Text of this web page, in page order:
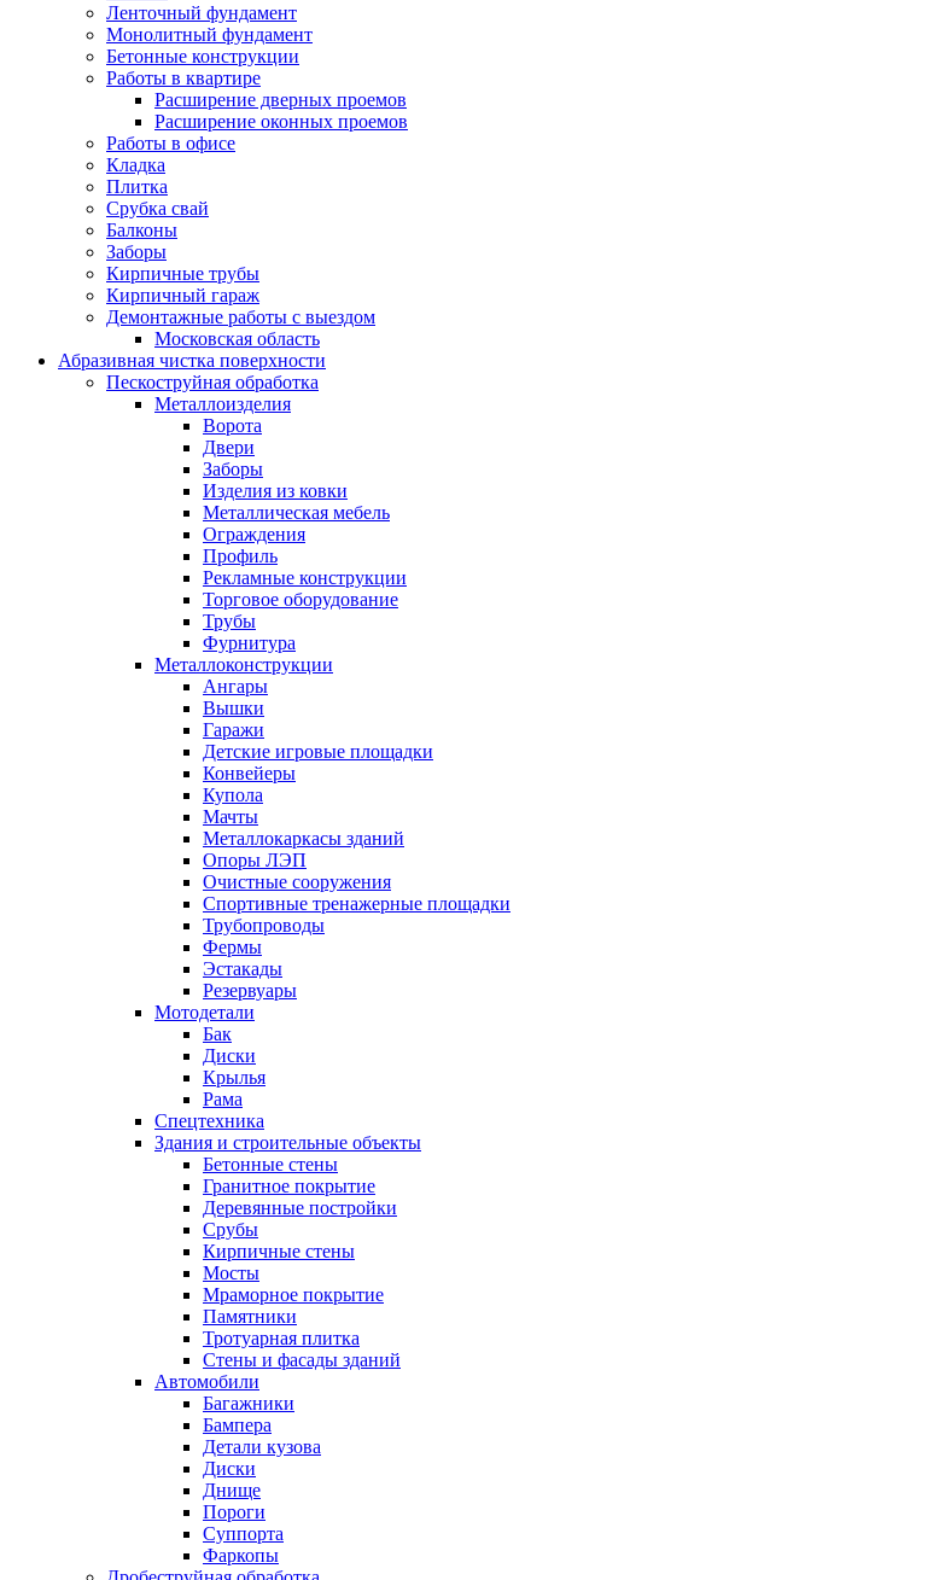
Ленточный фундамент
Монолитный фундамент
Бетонные конструкции
Работы в квартире
Расширение дверных проемов
Расширение оконных проемов
Работы в офисе
Кладка
Плитка
Срубка свай
Балконы
Заборы
Кирпичные трубы
Кирпичный гараж
Демонтажные работы с выездом
Московская область
Абразивная чистка поверхности
Пескоструйная обработка
Металлоизделия
Ворота
Двери
Заборы
Изделия из ковки
Металлическая мебель
Ограждения
Профиль
Рекламные конструкции
Торговое оборудование
Трубы
Фурнитура
Металлоконструкции
Ангары
Вышки
Гаражи
Детские игровые площадки
Конвейеры
Купола
Мачты
Металлокаркасы зданий
Опоры ЛЭП
Очистные сооружения
Спортивные тренажерные площадки
Трубопроводы
Фермы
Эстакады
Резервуары
Мотодетали
Бак
Диски
Крылья
Рама
Спецтехника
Здания и строительные объекты
Бетонные стены
Гранитное покрытие
Деревянные постройки
Срубы
Кирпичные стены
Мосты
Мраморное покрытие
Памятники
Тротуарная плитка
Стены и фасады зданий
Автомобили
Багажники
Бампера
Детали кузова
Диски
Днище
Пороги
Суппорта
Фаркопы